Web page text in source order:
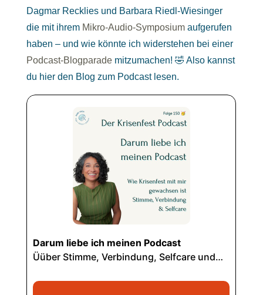
Dagmar Recklies und Barbara Riedl-Wiesinger
die mit ihrem Mikro-Audio-Symposiumaufgerufen
haben – und wie könnte ich widerstehen bei einer
Podcast-Blogparademitzumachen! 🤣 Also kannst
du hier den Blog zum Podcast lesen.